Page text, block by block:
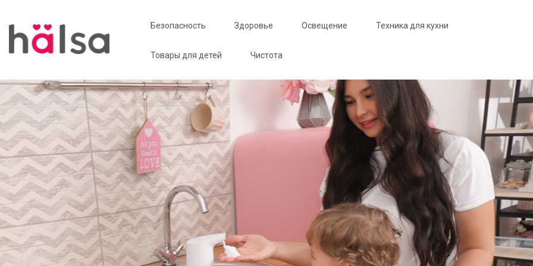
Безопасность Здоровье Освещение Техника для кухни
Товары для детей Чистота